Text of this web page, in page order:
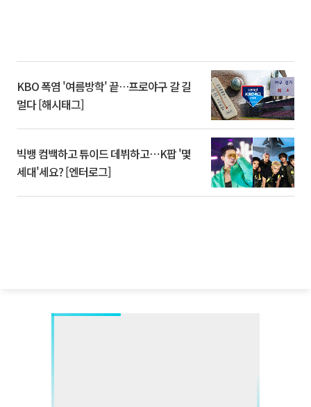
KBO 폭염 '여름방학' 끝…프로야구 갈 길
멀다 [해시태그]
빅뱅 컴백하고 튜이드 데뷔하고⋯K팝 '몇
세대'세요? [엔터로그]